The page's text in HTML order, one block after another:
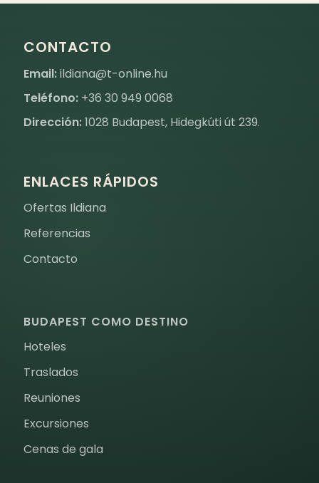
CONTACTO
Email:ildiana@t-online.hu
Teléfono: +36 30 949 0068
Dirección:1028 Budapest, Hidegkúti út 239.
ENLACES RÁPIDOS
Ofertas Ildiana
Referencias
Contacto
BUDAPEST COMO DESTINO
Hoteles
Traslados
Reuniones
Excursiones
Cenas de gala